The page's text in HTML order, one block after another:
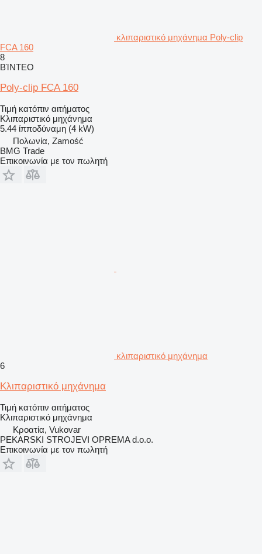
κλιπαριστικό μηχάνημα Poly-clip
FCA 160
8
ΒΊΝΤΕΟ
Poly-clip FCA 160
Τιμή κατόπιν αιτήματος
Κλιπαριστικό μηχάνημα
5.44 ίπποδύναμη (4 kW)
Πολωνία, Zamość
BMG Trade
Επικοινωνία με τον πωλητή
κλιπαριστικό μηχάνημα
6
Κλιπαριστικό μηχάνημα
Τιμή κατόπιν αιτήματος
Κλιπαριστικό μηχάνημα
Κροατία, Vukovar
PEKARSKI STROJEVI OPREMA d.o.o.
Επικοινωνία με τον πωλητή